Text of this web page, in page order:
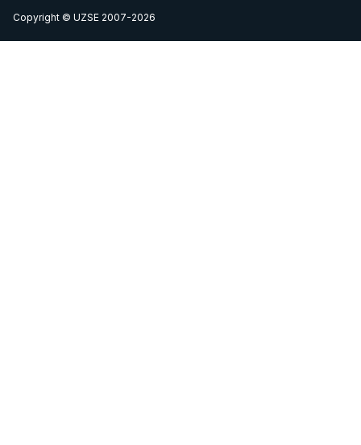
Copyright © UZSE 2007-2026